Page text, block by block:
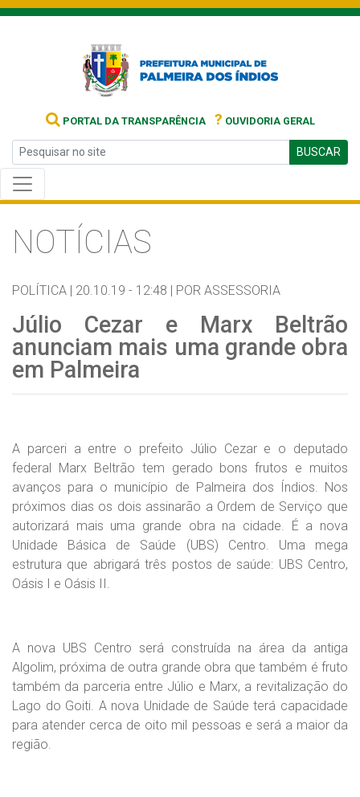
PORTAL DA TRANSPARÊNCIA ? OUVIDORIA GERAL
BUSCAR
NOTÍCIAS
POLÍTICA | 20.10.19 - 12:48 | POR ASSESSORIA
Júlio Cezar e Marx Beltrão
anunciam mais uma grande obra
em Palmeira
A parceri a entre o prefeito Júlio Cezar e o deputado
federal Marx Beltrão tem gerado bons frutos e muitos
avanços para o município de Palmeira dos Índios. Nos
próximos dias os dois assinarão a Ordem de Serviço que
autorizará mais uma grande obra na cidade. É a nova
Unidade Básica de Saúde (UBS) Centro. Uma mega
estrutura que abrigará três postos de saúde: UBS Centro,
Oásis I e Oásis II.
A nova UBS Centro será construída na área da antiga
Algolim, próxima de outra grande obra que também é fruto
também da parceria entre Júlio e Marx, a revitalização do
Lago do Goiti. A nova Unidade de Saúde terá capacidade
para atender cerca de oito mil pessoas e será a maior da
região.